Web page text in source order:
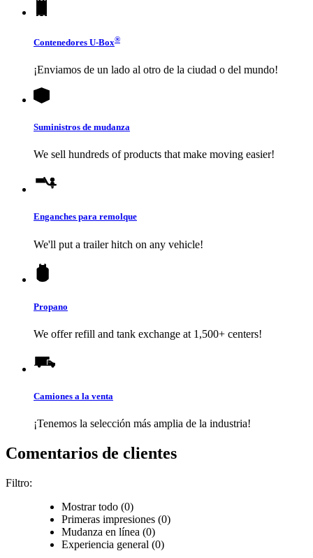
Contenedores U-Box®
¡Enviamos de un lado al otro de la ciudad o del mundo!
Suministros de mudanza
We sell hundreds of products that make moving easier!
Enganches para remolque
We'll put a trailer hitch on any vehicle!
Propano
We offer refill and tank exchange at 1,500+ centers!
Camiones a la venta
¡Tenemos la selección más amplia de la industria!
Comentarios de clientes
Filtro:
Mostrar todo (0)
Primeras impresiones (0)
Mudanza en línea (0)
Experiencia general (0)